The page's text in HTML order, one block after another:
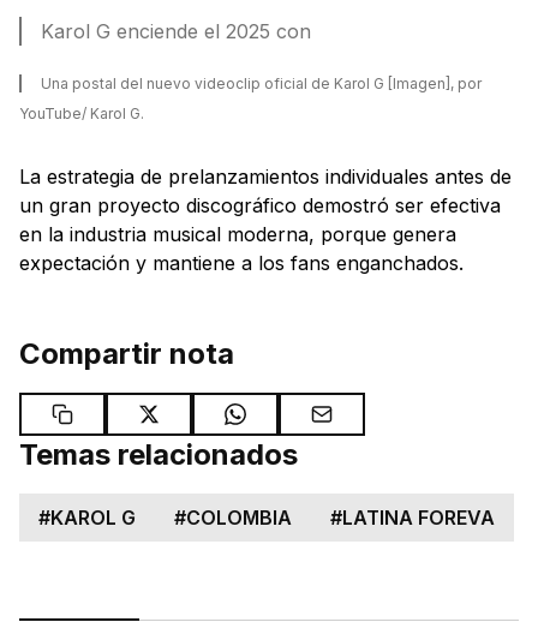
Karol G enciende el 2025 con
Una postal del nuevo videoclip oficial de Karol G [Imagen], por
YouTube/ Karol G.
La estrategia de prelanzamientos individuales antes de
un gran proyecto discográfico demostró ser efectiva
en la industria musical moderna, porque genera
expectación y mantiene a los fans enganchados.
Compartir nota
Temas relacionados
#KAROL G #COLOMBIA #LATINA FOREVA